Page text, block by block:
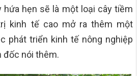
hứa hẹn sẽ là một loại cây tiềm
kinh tế cao mở ra thêm một
phát triển kinh tế nông nghiệp
đốc nói thêm.